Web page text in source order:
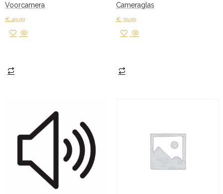
Voorcamera
€ 49,99
Cameraglas
€39,99